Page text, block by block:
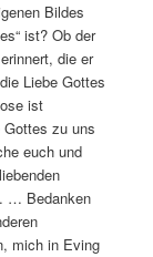
Bildes
ist? Ob der
die er
Liebe Gottes
ist
zu uns
euch und
… Bedanken
mich in Eving